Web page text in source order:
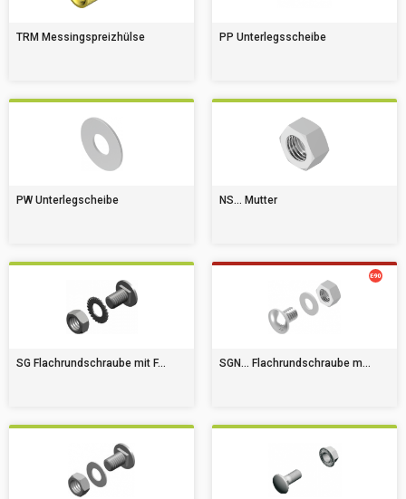
TRM Messingspreizhülse PP Unterlegsscheibe
PW Unterlegscheibe NS... Mutter
SG Flachrundschraube mit F... SGN... Flachrundschraube m...